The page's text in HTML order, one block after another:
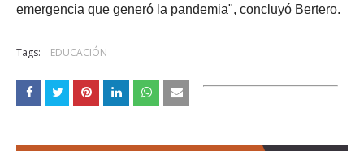
emergencia que generó la pandemia", concluyó Bertero.
Tags: EDUCACIÓN